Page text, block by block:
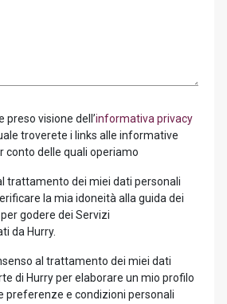
preso visione dell’informativa privacy
troverete i links alle informative
conto delle quali operiamo
trattamento dei miei dati personali
la mia idoneità alla guida dei
godere dei Servizi
da Hurry.
al trattamento dei miei dati
di Hurry per elaborare un mio profilo
preferenze e condizioni personali